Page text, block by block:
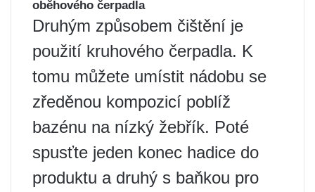
oběhového čerpadla
Druhým způsobem čištění je
použití kruhového čerpadla. K
tomu můžete umístit nádobu se
zředěnou kompozicí poblíž
bazénu na nízký žebřík. Poté
spusťte jeden konec hadice do
produktu a druhý s baňkou pro